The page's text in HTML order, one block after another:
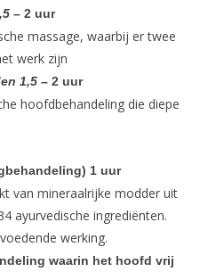
– 2 uur
massage, waarbij er twee
werk zijn
1,5 – 2 uur
hoofdbehandeling die diepe
1 uur
van mineraalrijke modder uit
ayurvedische ingrediënten.
werking.
waarin het hoofd vrij